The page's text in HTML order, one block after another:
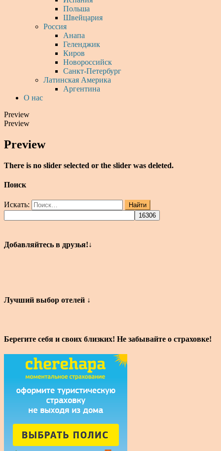
Польша
Швейцария
Россия
Анапа
Геленджик
Киров
Новороссийск
Санкт-Петербург
Латинская Америка
Аргентина
О нас
Preview
Preview
Preview
There is no slider selected or the slider was deleted.
Поиск
Искать: Найти
Добавляйтесь в друзья!↓
Лучший выбор отелей ↓
Берегите себя и своих близких! Не забывайте о страховке!